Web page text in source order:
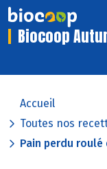
Biocoop
Accueil
Toutes nos
Pain perdu